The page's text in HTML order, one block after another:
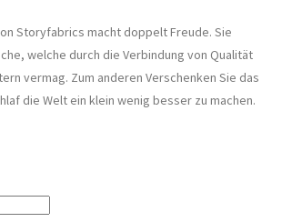
Storyfabrics macht doppelt Freude. Sie
welche durch die Verbindung von Qualität
vermag. Zum anderen Verschenken Sie das
die Welt ein klein wenig besser zu machen.